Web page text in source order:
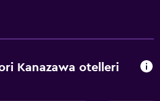
Kanazawa otelleri